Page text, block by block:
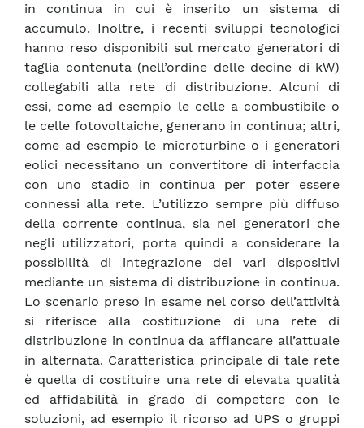
in continua in cui è inserito un sistema di
accumulo. Inoltre, i recenti sviluppi tecnologici
hanno reso disponibili sul mercato generatori di
taglia contenuta (nell’ordine delle decine di kW)
collegabili alla rete di distribuzione. Alcuni di
essi, come ad esempio le celle a combustibile o
le celle fotovoltaiche, generano in continua; altri,
come ad esempio le microturbine o i generatori
eolici necessitano un convertitore di interfaccia
con uno stadio in continua per poter essere
connessi alla rete. L’utilizzo sempre più diffuso
della corrente continua, sia nei generatori che
negli utilizzatori, porta quindi a considerare la
possibilità di integrazione dei vari dispositivi
mediante un sistema di distribuzione in continua.
Lo scenario preso in esame nel corso dell’attività
si riferisce alla costituzione di una rete di
distribuzione in continua da affiancare all’attuale
in alternata. Caratteristica principale di tale rete
è quella di costituire una rete di elevata qualità
ed affidabilità in grado di competere con le
soluzioni, ad esempio il ricorso ad UPS o gruppi